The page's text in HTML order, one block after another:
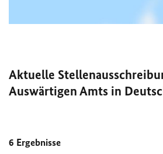
Aktuelle
Auswärtigen Amts in
6 Ergebnisse